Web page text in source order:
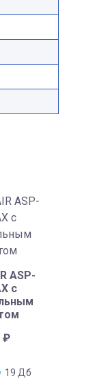
ASP-
с
₽
19 Дб